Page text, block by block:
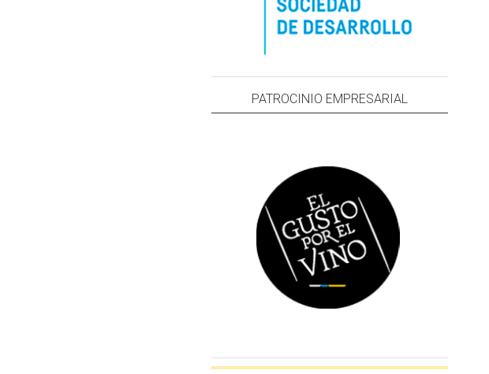
PATROCINIO EMPRESARIAL